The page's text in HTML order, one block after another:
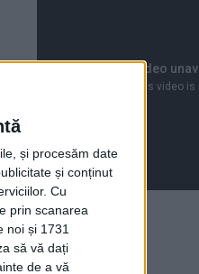
și procesăm date
și conținut
Cu
prin scanarea
noi și 1731
să vă dați
de a vă
Articole recente